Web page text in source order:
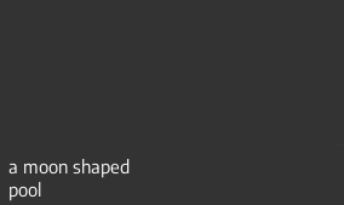
a moon shaped
pool